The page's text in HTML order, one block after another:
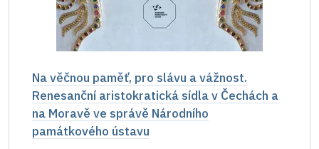
Na věčnou paměť, pro slávu a vážnost.
Renesanční aristokratická sídla v Čechách a
na Moravě ve správě Národního
památkového ústavu